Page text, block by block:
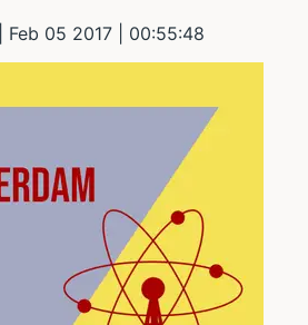
| Feb 05 2017 | 00:55:48